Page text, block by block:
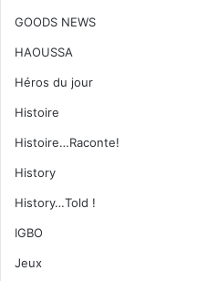
GOODS NEWS
HAOUSSA
Héros du jour
Histoire
Histoire…Raconte!
History
History…Told !
IGBO
Jeux